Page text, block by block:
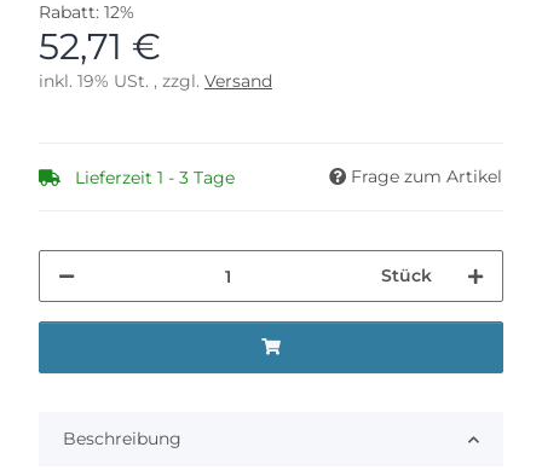
Rabatt: 12%
52,71 €
inkl. 19% USt. , zzgl. Versand
Lieferzeit 1 - 3 Tage Frage zum Artikel
Stück
Beschreibung